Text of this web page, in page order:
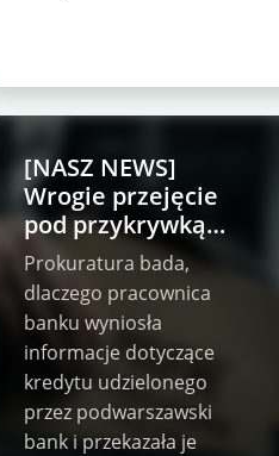
[NASZ NEWS]
Wrogie przejęcie
pod przykrywką
afery? Szokujące
kulisy śledztwa w
podwarszawskim
banku
Prokuratura bada,
dlaczego pracownica
banku wyniosła
informacje dotyczące
kredytu udzielonego
przez podwarszawski
bank i przekazała je